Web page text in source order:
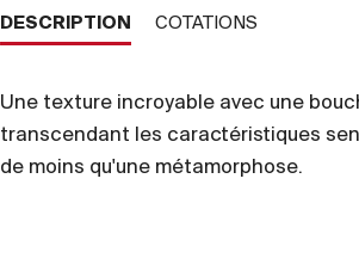
DESCRIPTION COTATIONS
Une texture incroyable avec une
transcendant les caractéristiques
de moins qu'une métamorphose.